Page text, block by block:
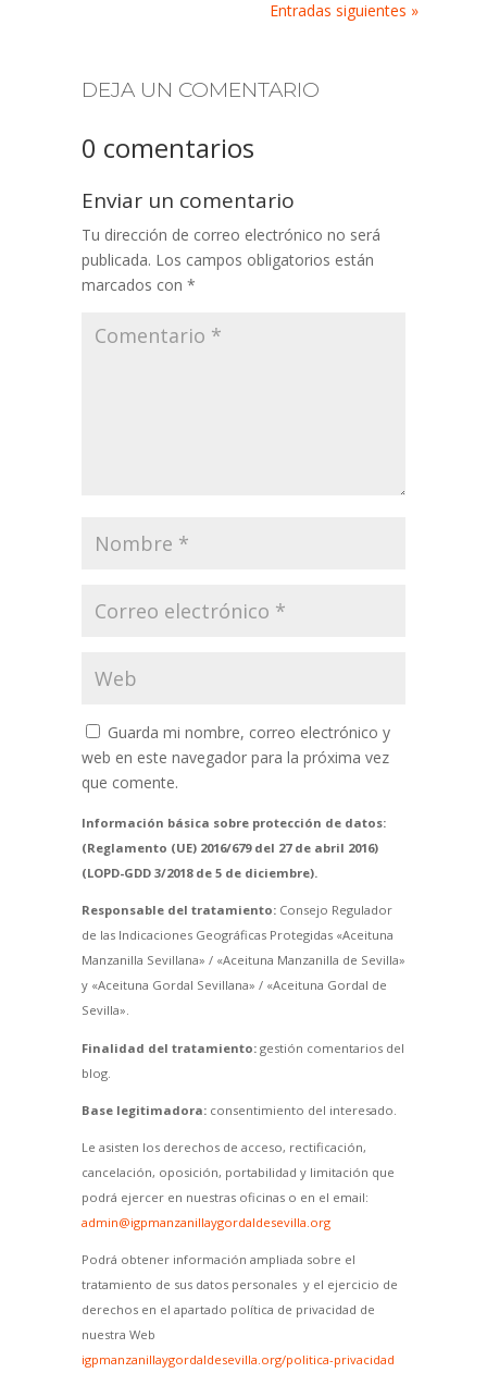
Entradas siguientes »
DEJA UN COMENTARIO
0 comentarios
Enviar un comentario
Tu dirección de correo electrónico no será
publicada. Los campos obligatorios están
marcados con *
Guarda mi nombre, correo electrónico y
web en este navegador para la próxima vez
que comente.
Información básica sobre protección de datos:
(Reglamento (UE) 2016/679 del 27 de abril 2016)
(LOPD-GDD 3/2018 de 5 de diciembre).
Responsable del tratamiento:Consejo Regulador
de las Indicaciones Geográficas Protegidas «Aceituna
Manzanilla Sevillana» / «Aceituna Manzanilla de Sevilla»
y «Aceituna Gordal Sevillana» / «Aceituna Gordal de
Sevilla».
Finalidad del tratamiento:gestión comentarios del
blog.
Base legitimadora:consentimiento del interesado.
Le asisten los derechos de acceso, rectificación,
cancelación, oposición, portabilidad y limitación que
podrá ejercer en nuestras oficinas o en el email:
admin@igpmanzanillaygordaldesevilla.org
Podrá obtener información ampliada sobre el
tratamiento de sus datos personales y el ejercicio de
derechos en el apartado política de privacidad de
nuestra Web
igpmanzanillaygordaldesevilla.org/politica-privacidad